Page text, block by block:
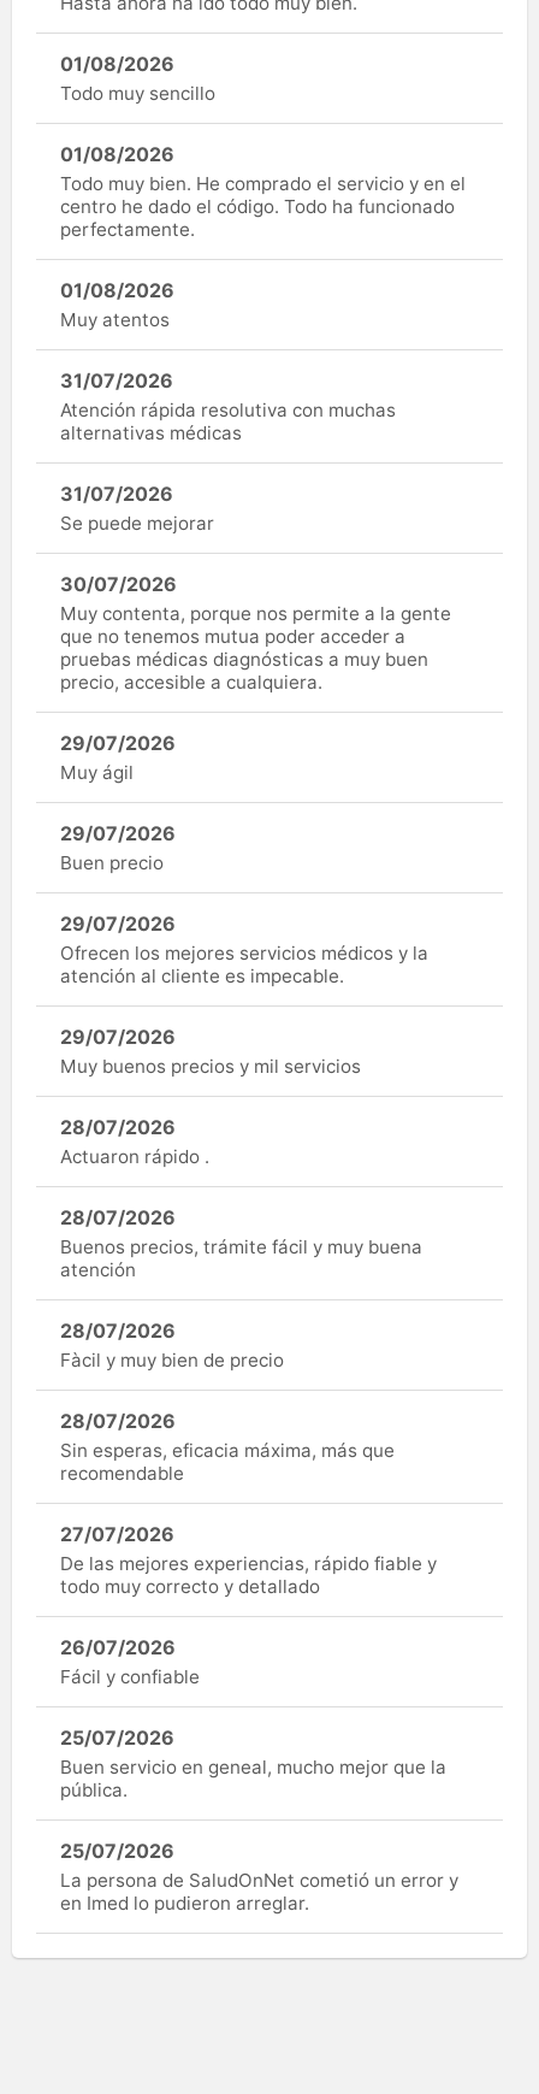
01/08/2026
Todo muy sencillo
01/08/2026
Todo muy bien. He comprado el servicio y en el
centro he dado el código. Todo ha funcionado
perfectamente.
01/08/2026
Muy atentos
31/07/2026
Atención rápida resolutiva con muchas
alternativas médicas
31/07/2026
Se puede mejorar
30/07/2026
Muy contenta, porque nos permite a la gente
que no tenemos mutua poder acceder a
pruebas médicas diagnósticas a muy buen
precio, accesible a cualquiera.
29/07/2026
Muy ágil
29/07/2026
Buen precio
29/07/2026
Ofrecen los mejores servicios médicos y la
atención al cliente es impecable.
29/07/2026
Muy buenos precios y mil servicios
28/07/2026
Actuaron rápido .
28/07/2026
Buenos precios, trámite fácil y muy buena
atención
28/07/2026
Fàcil y muy bien de precio
28/07/2026
Sin esperas, eficacia máxima, más que
recomendable
27/07/2026
De las mejores experiencias, rápido fiable y
todo muy correcto y detallado
26/07/2026
Fácil y confiable
25/07/2026
Buen servicio en geneal, mucho mejor que la
pública.
25/07/2026
La persona de SaludOnNet cometió un error y
en Imed lo pudieron arreglar.